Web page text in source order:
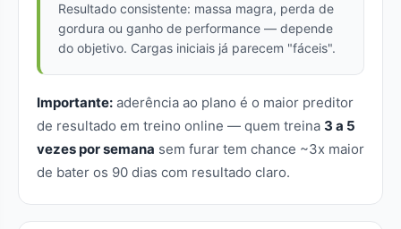
Resultado consistente: massa magra, perda de
gordura ou ganho de performance — depende
do objetivo. Cargas iniciais já parecem "fáceis".
Importante: aderência ao plano é o maior preditor
de resultado em treino online — quem treina 3 a 5
vezes por semana sem furar tem chance ~3x maior
de bater os 90 dias com resultado claro.